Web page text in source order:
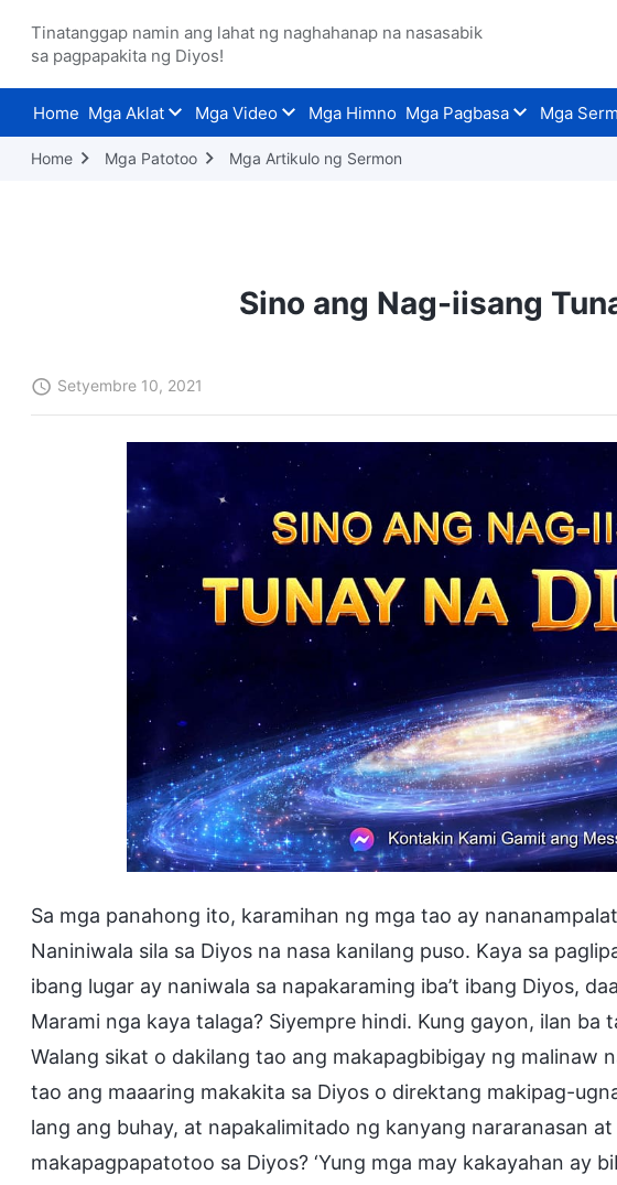
Tinatanggap namin ang lahat ng naghahanap na nasasabik
sa pagpapakita ng Diyos!
Home Mga Aklat Mga Video Mga Himno Mga Pagbasa Mga
Home Mga Patotoo Mga Artikulo ng Sermon
Sino ang Nag-iisang
Setyembre 10, 2021
Sa mga panahong ito, karamihan ng mga tao ay
Naniniwala sila sa Diyos na nasa kanilang puso. Kaya sa
ibang lugar ay naniwala sa napakaraming iba’t ibang Diyos,
Marami nga kaya talaga? Siyempre hindi. Kung gayon, ilan ba
Walang sikat o dakilang tao ang makapagbibigay ng malinaw
tao ang maaaring makakita sa Diyos o direktang makipag-
lang ang buhay, at napakalimitado ng kanyang nararanasan
makapagpapatotoo sa Diyos? ‘Yung mga may kakayahan ay